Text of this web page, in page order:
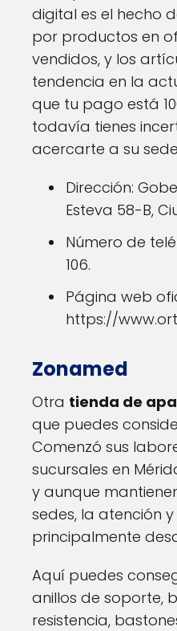
digital es el hecho
por productos en
vendidos, y los
tendencia en la
que tu pago está
todavía tienes
acercarte a su
Dirección:
Esteva 58-B,
Número de
106.
Página web
https://
Zonamed
Otra tienda de
que puedes
Comenzó sus
sucursales en
y aunque
sedes, la atención
principalmente
Aquí puedes
anillos de soporte,
resistencia,